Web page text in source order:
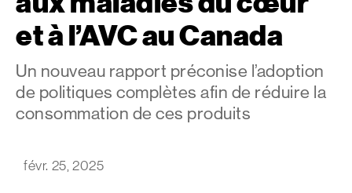
et à l’AVC au Canada
Un nouveau rapport préconise l’adoption
de politiques complètes afin de réduire la
consommation de ces produits
févr. 25, 2025